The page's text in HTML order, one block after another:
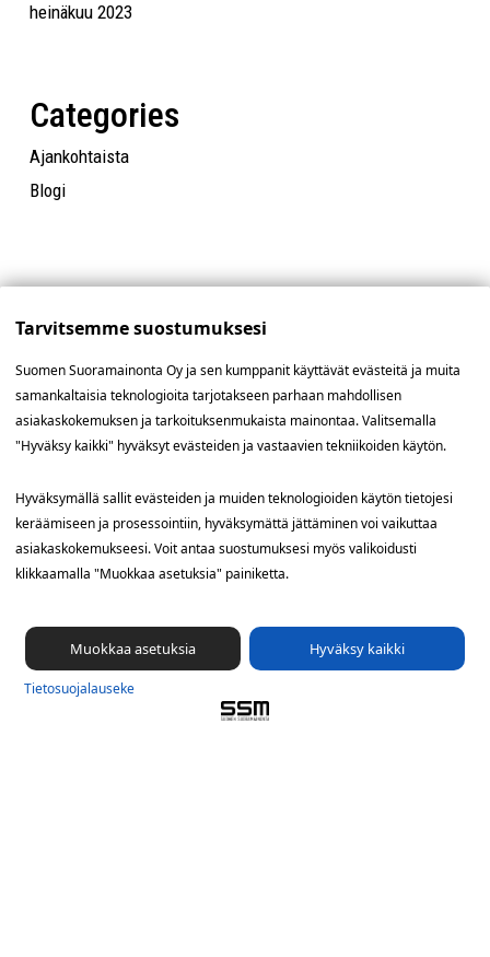
heinäkuu 2023
Categories
Ajankohtaista
Blogi
Yhteystiedot
SSM Suomen Suoramainonta
Sähkötie 8, 01510 Vantaa
Tietosuojalauseke
Ilmoituskanava
Tarvitsemme suostumuksesi
Suomen Suoramainonta Oy ja sen kumppanit käyttävät evästeitä ja muita
samankaltaisia teknologioita tarjotakseen parhaan mahdollisen
asiakaskokemuksen ja tarkoituksenmukaista mainontaa. Valitsemalla
"Hyväksy kaikki" hyväksyt evästeiden ja vastaavien tekniikoiden käytön.
Hyväksymällä sallit evästeiden ja muiden teknologioiden käytön tietojesi
keräämiseen ja prosessointiin, hyväksymättä jättäminen voi vaikuttaa
asiakaskokemukseesi. Voit antaa suostumuksesi myös valikoidusti
klikkaamalla "Muokkaa asetuksia" painiketta.
Tietosuoja­lauseke
Muokkaa asetuksia Hyväksy kaikki